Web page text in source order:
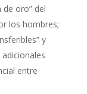
de oro” del
los hombres;
y
entre